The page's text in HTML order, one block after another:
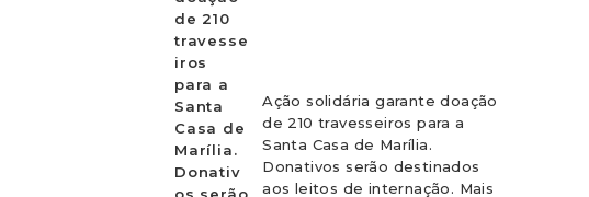
Ação solidária garante doação
de 210 travesseiros para a
Santa Casa de Marília.
Donativos serão destinados
aos leitos de internação. Mais